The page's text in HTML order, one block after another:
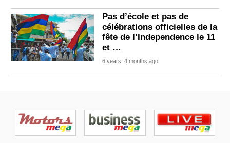
Pas d’école et pas de
célébrations officielles de la
fête de l’Independence le 11
et …
6 years, 4 months ago